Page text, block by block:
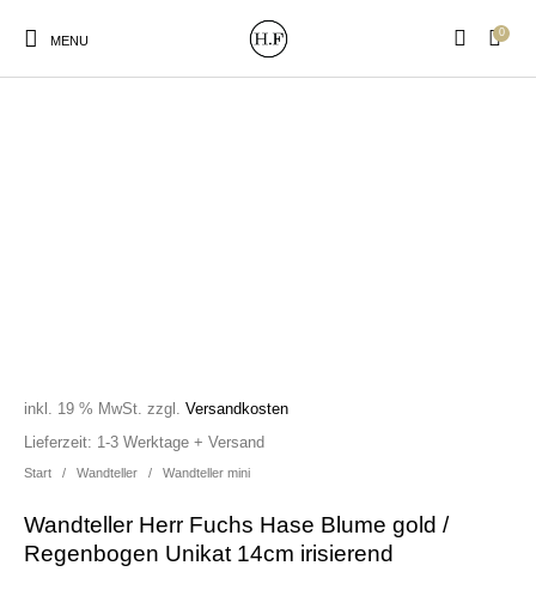
MENU
0
Poster&Notizbücher
für den Kopf
Start / Wandteller / Wandteller mini
Wandteller Herr Fuchs Hase Blume gold /
Regenbogen Unikat 14cm irisierend
inkl. 19 % MwSt. zzgl.Versandkosten
Lieferzeit: 1-3 Werktage + Versand